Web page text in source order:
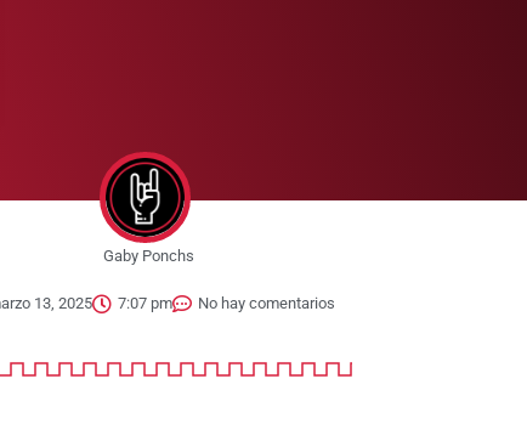
Gaby Ponchs
13, 2025 7:07 pm No hay comentarios